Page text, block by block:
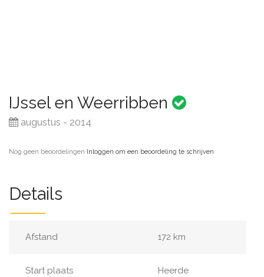
IJssel en Weerribben
augustus - 2014
Nog geen beoordelingen·Inloggen om een beoordeling te schrijven
Details
Afstand 172 km
Start plaats Heerde